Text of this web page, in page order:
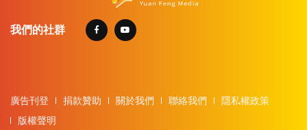
我們的社群
廣告刊登 捐款贊助 關於我們 聯絡我們
隱私權政策
版權聲明